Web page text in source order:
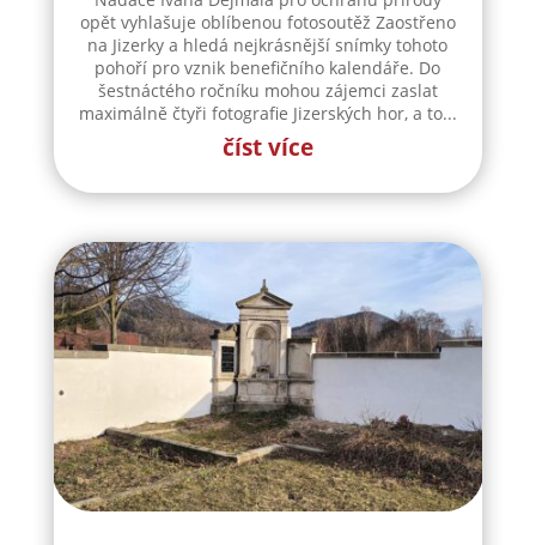
opět vyhlašuje oblíbenou fotosoutěž Zaostřeno
na Jizerky a hledá nejkrásnější snímky tohoto
pohoří pro vznik benefičního kalendáře. Do
šestnáctého ročníku mohou zájemci zaslat
maximálně čtyři fotografie Jizerských hor, a to...
číst více